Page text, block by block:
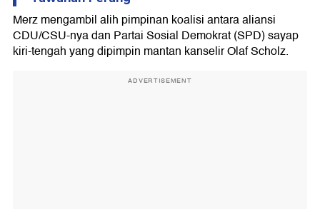
Merz mengambil alih pimpinan koalisi antara aliansi
CDU/CSU-nya dan Partai Sosial Demokrat (SPD) sayap
kiri-tengah yang dipimpin mantan kanselir Olaf Scholz.
ADVERTISEMENT